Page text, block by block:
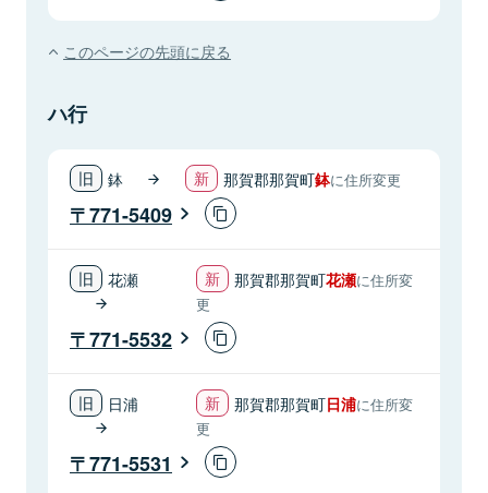
このページの先頭に戻る
ハ行
鉢 那賀郡那賀町鉢に住所変更
771-5409
花瀬 那賀郡那賀町花瀬に住所変
更
771-5532
日浦 那賀郡那賀町日浦に住所変
更
771-5531